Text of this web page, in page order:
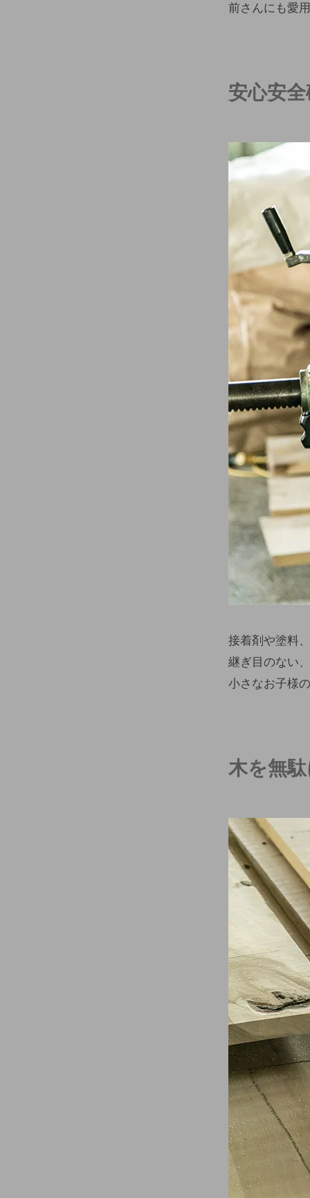
前さんにも愛
安心安
接着剤や塗料
継ぎ目のない
小さなお子様
木を無